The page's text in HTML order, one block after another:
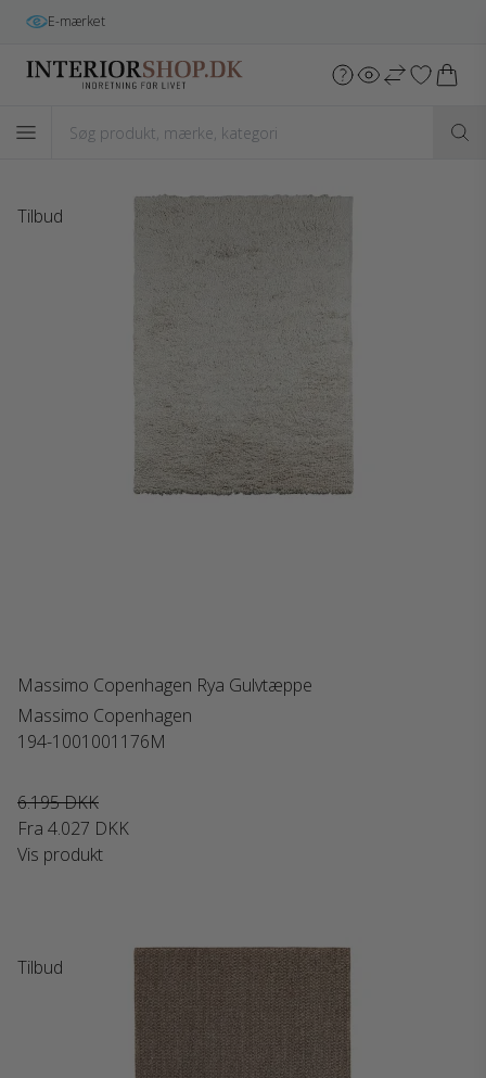
Gratis fragt
Tilbud
Massimo Copenhagen Rya Gulvtæppe
Massimo Copenhagen
194-1001001176M
6.195 DKK
Fra 4.027 DKK
Vis produkt
Tilbud